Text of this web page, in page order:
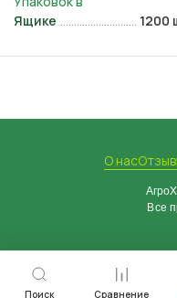
Поиск Сравнение
Ящике 1200
О нас
Все